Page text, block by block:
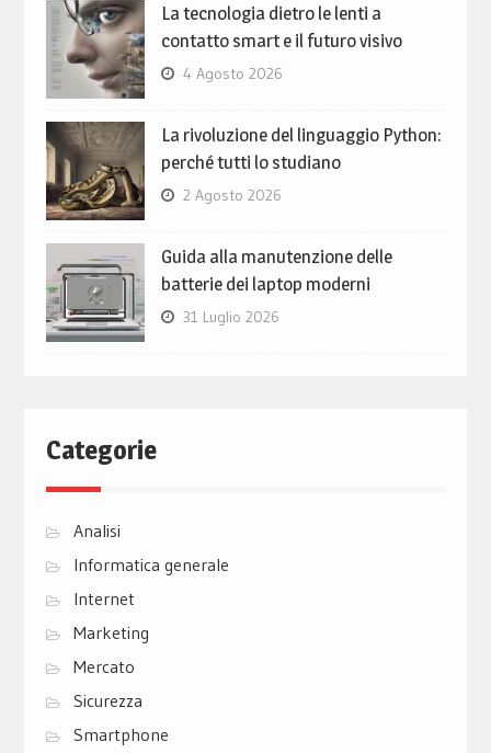
La tecnologia dietro le lenti a
contatto smart e il futuro visivo
4 Agosto 2026
La rivoluzione del linguaggio Python:
perché tutti lo studiano
2 Agosto 2026
Guida alla manutenzione delle
batterie dei laptop moderni
31 Luglio 2026
Categorie
Analisi
Informatica generale
Internet
Marketing
Mercato
Sicurezza
Smartphone